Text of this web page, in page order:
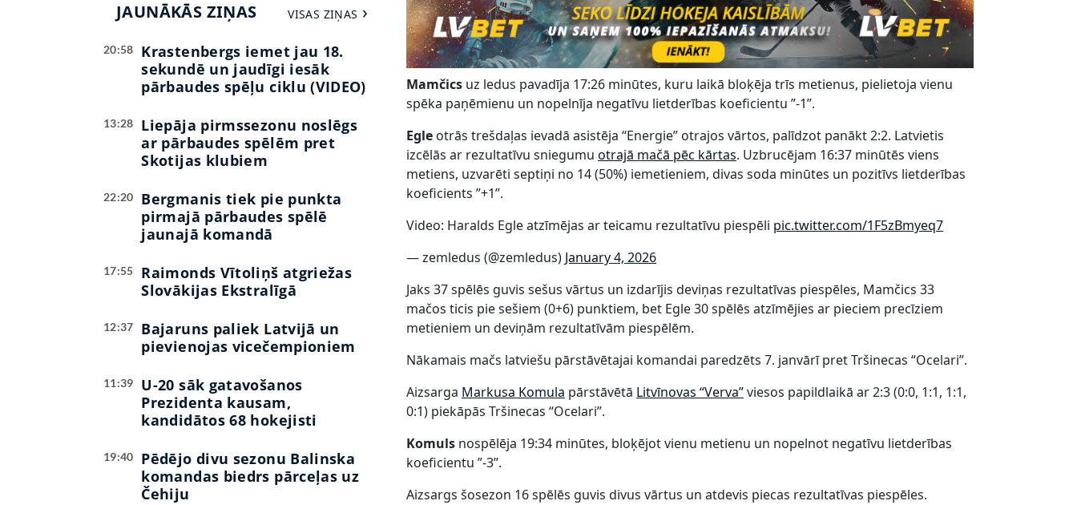
JAUNĀKĀS ZIŅAS VISAS ZIŅAS
20:58
Krastenbergs iemet jau 18.
sekundē un jaudīgi iesāk
pārbaudes spēļu ciklu (VIDEO)
13:28
Liepāja pirmssezonu noslēgs
ar pārbaudes spēlēm pret
Skotijas klubiem
22:20
Bergmanis tiek pie punkta
pirmajā pārbaudes spēlē
jaunajā komandā
17:55
Raimonds Vītoliņš atgriežas
Slovākijas Ekstralīgā
12:37
Bajaruns paliek Latvijā un
pievienojas vicečempioniem
11:39
U-20 sāk gatavošanos
Prezidenta kausam,
kandidātos 68 hokejisti
19:40
Pēdējo divu sezonu Balinska
komandas biedrs pārceļas uz
Čehiju
Mamčics uz ledus pavadīja 17:26 minūtes, kuru laikā bloķēja trīs metienus, pielietoja vienu
spēka paņēmienu un nopelnīja negatīvu lietderības koeficientu ”-1”.
Egle otrās trešdaļas ievadā asistēja “Energie” otrajos vārtos, palīdzot panākt 2:2. Latvietis
izcēlās ar rezultatīvu sniegumu otrajā mačā pēc kārtas. Uzbrucējam 16:37 minūtēs viens
metiens, uzvarēti septiņi no 14 (50%) iemetieniem, divas soda minūtes un pozitīvs lietderības
koeficients ”+1”.
Video: Haralds Egle atzīmējas ar teicamu rezultatīvu piespēli pic.twitter.com/1F5zBmyeq7
— zemledus (@zemledus) January 4, 2026
Jaks 37 spēlēs guvis sešus vārtus un izdarījis deviņas rezultatīvas piespēles, Mamčics 33
mačos ticis pie sešiem (0+6) punktiem, bet Egle 30 spēlēs atzīmējies ar pieciem precīziem
metieniem un deviņām rezultatīvām piespēlēm.
Nākamais mačs latviešu pārstāvētajai komandai paredzēts 7. janvārī pret Tršinecas “Ocelari”.
Aizsarga Markusa Komula pārstāvētā Litvīnovas “Verva”viesos papildlaikā ar 2:3 (0:0, 1:1, 1:1,
0:1) piekāpās Tršinecas “Ocelari”.
Komuls nospēlēja 19:34 minūtes, bloķējot vienu metienu un nopelnot negatīvu lietderības
koeficientu ”-3”.
Aizsargs šosezon 16 spēlēs guvis divus vārtus un atdevis piecas rezultatīvas piespēles.